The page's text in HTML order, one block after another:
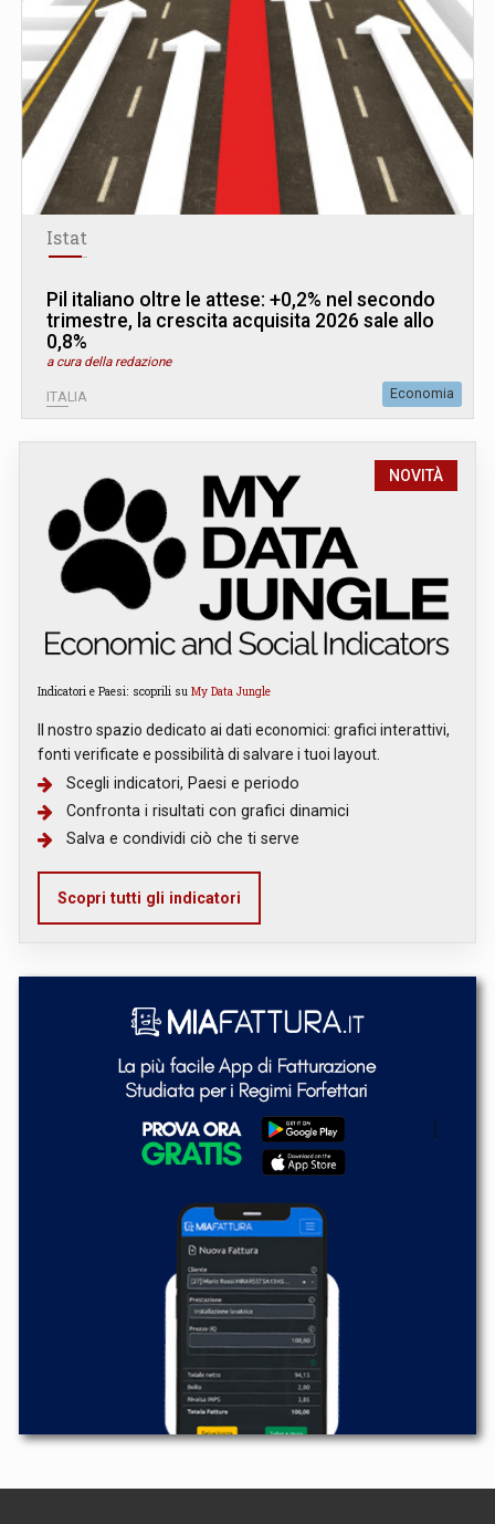
Istat
Pil italiano oltre le attese: +0,2% nel secondo
trimestre, la crescita acquisita 2026 sale allo
0,8%
a cura della redazione
ITALIA Economia
NOVITÀ
Indicatori e Paesi: scoprili su My Data Jungle
Il nostro spazio dedicato ai dati economici: grafici interattivi,
fonti verificate e possibilità di salvare i tuoi layout.
Scegli indicatori, Paesi e periodo
Confronta i risultati con grafici dinamici
Salva e condividi ciò che ti serve
Scopri tutti gli indicatori